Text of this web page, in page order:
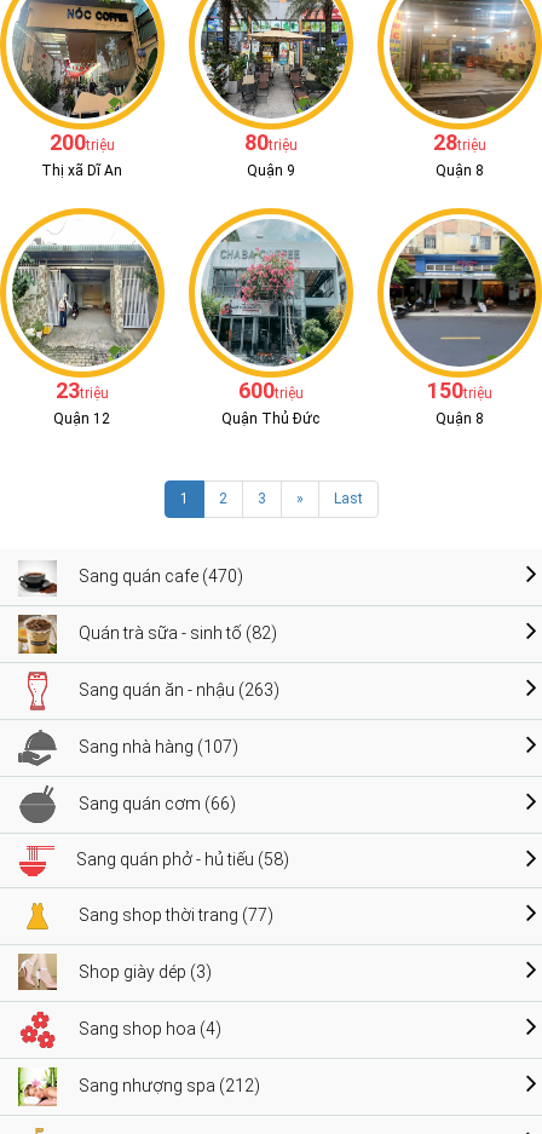
200triệu
Thị xã Dĩ An
80triệu
Quận 9
28triệu
Quận 8
23triệu
Quận 12
600triệu
Quận Thủ Đức
150triệu
Quận 8
1 2 3 » Last
Sang quán cafe (470)
Quán trà sữa - sinh tố (82)
Sang quán ăn - nhậu (263)
Sang nhà hàng (107)
Sang quán cơm (66)
Sang quán phở - hủ tiếu (58)
Sang shop thời trang (77)
Shop giày dép (3)
Sang shop hoa (4)
Sang nhượng spa (212)